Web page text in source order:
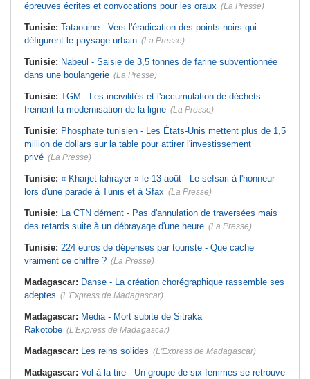
épreuves écrites et convocations pour les oraux (La Presse)
Tunisie: Tataouine - Vers l'éradication des points noirs qui
défigurent le paysage urbain (La Presse)
Tunisie: Nabeul - Saisie de 3,5 tonnes de farine subventionnée
dans une boulangerie (La Presse)
Tunisie: TGM - Les incivilités et l'accumulation de déchets
freinent la modernisation de la ligne (La Presse)
Tunisie: Phosphate tunisien - Les États-Unis mettent plus de 1,5
million de dollars sur la table pour attirer l'investissement
privé (La Presse)
Tunisie: « Kharjet lahrayer » le 13 août - Le sefsari à l'honneur
lors d'une parade à Tunis et à Sfax (La Presse)
Tunisie: La CTN dément - Pas d'annulation de traversées mais
des retards suite à un débrayage d'une heure (La Presse)
Tunisie: 224 euros de dépenses par touriste - Que cache
vraiment ce chiffre ? (La Presse)
Madagascar: Danse - La création chorégraphique rassemble ses
adeptes (L'Express de Madagascar)
Madagascar: Média - Mort subite de Sitraka
Rakotobe (L'Express de Madagascar)
Madagascar: Les reins solides (L'Express de Madagascar)
Madagascar: Vol à la tire - Un groupe de six femmes se retrouve